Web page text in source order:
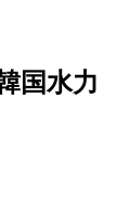
国水力